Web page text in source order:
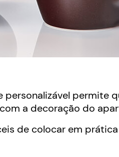
personalizável permite
a decoração do
de colocar em